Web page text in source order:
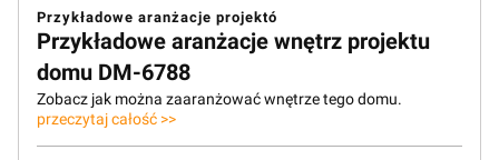
Przykładowe aranżacje projektó
Przykładowe aranżacje wnętrz projektu
domu DM-6788
Zobacz jak można zaaranżować wnętrze tego domu.
przeczytaj całość >>